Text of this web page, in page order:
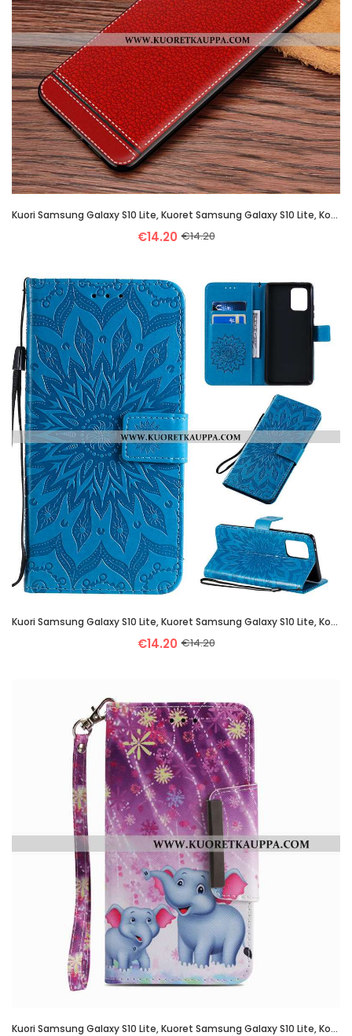
Kuori Samsung Galaxy S10 Lite, Kuoret Samsung Galaxy S10 Lite, Kotelo Samsung Galaxy S10 Lite Pehmeä
€14.20 €14.20
Kuori Samsung Galaxy S10 Lite, Kuoret Samsung Galaxy S10 Lite, Kotelo Samsung Galaxy S10 Lite Nahkak
€14.20 €14.20
Kuori Samsung Galaxy S10 Lite, Kuoret Samsung Galaxy S10 Lite, Kotelo Samsung Galaxy S10 Lite Pehmeä